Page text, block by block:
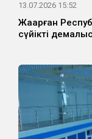
13.07.2026 15:52
Жаңарған
сүйікті